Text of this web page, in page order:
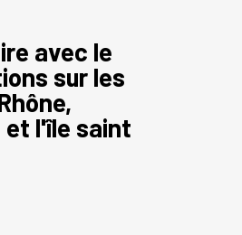
avec le
sur les
et l'île saint